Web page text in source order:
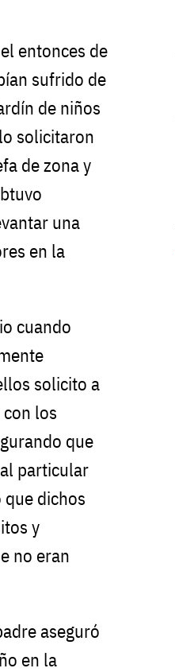
entonces de
sufrido de
de niños
solicitaron
de zona y
una
en la
cuando
solicito a
los
que
particular
dichos
y
no eran
aseguró
en la